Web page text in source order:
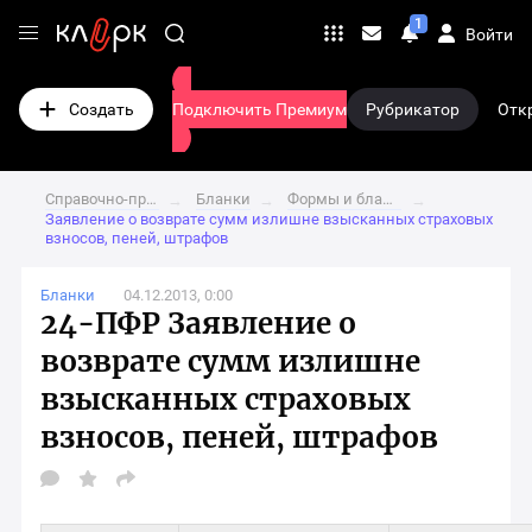
Переход
страницу
клерк.ру
Личные
1
Войти
Создать
на
страницу
Подключить Премиум Рубрикатор
Справочно-правовая система → Бланки → Формы и бланки документов пенсионного фонда
→
Заявление о возврате сумм излишне взысканных страховых
взносов, пеней, штрафов
Бланки 04.12.2013, 0:00
24-ПФР Заявление о
возврате сумм излишне
взысканных страховых
взносов, пеней, штрафов
Открыть
выбора